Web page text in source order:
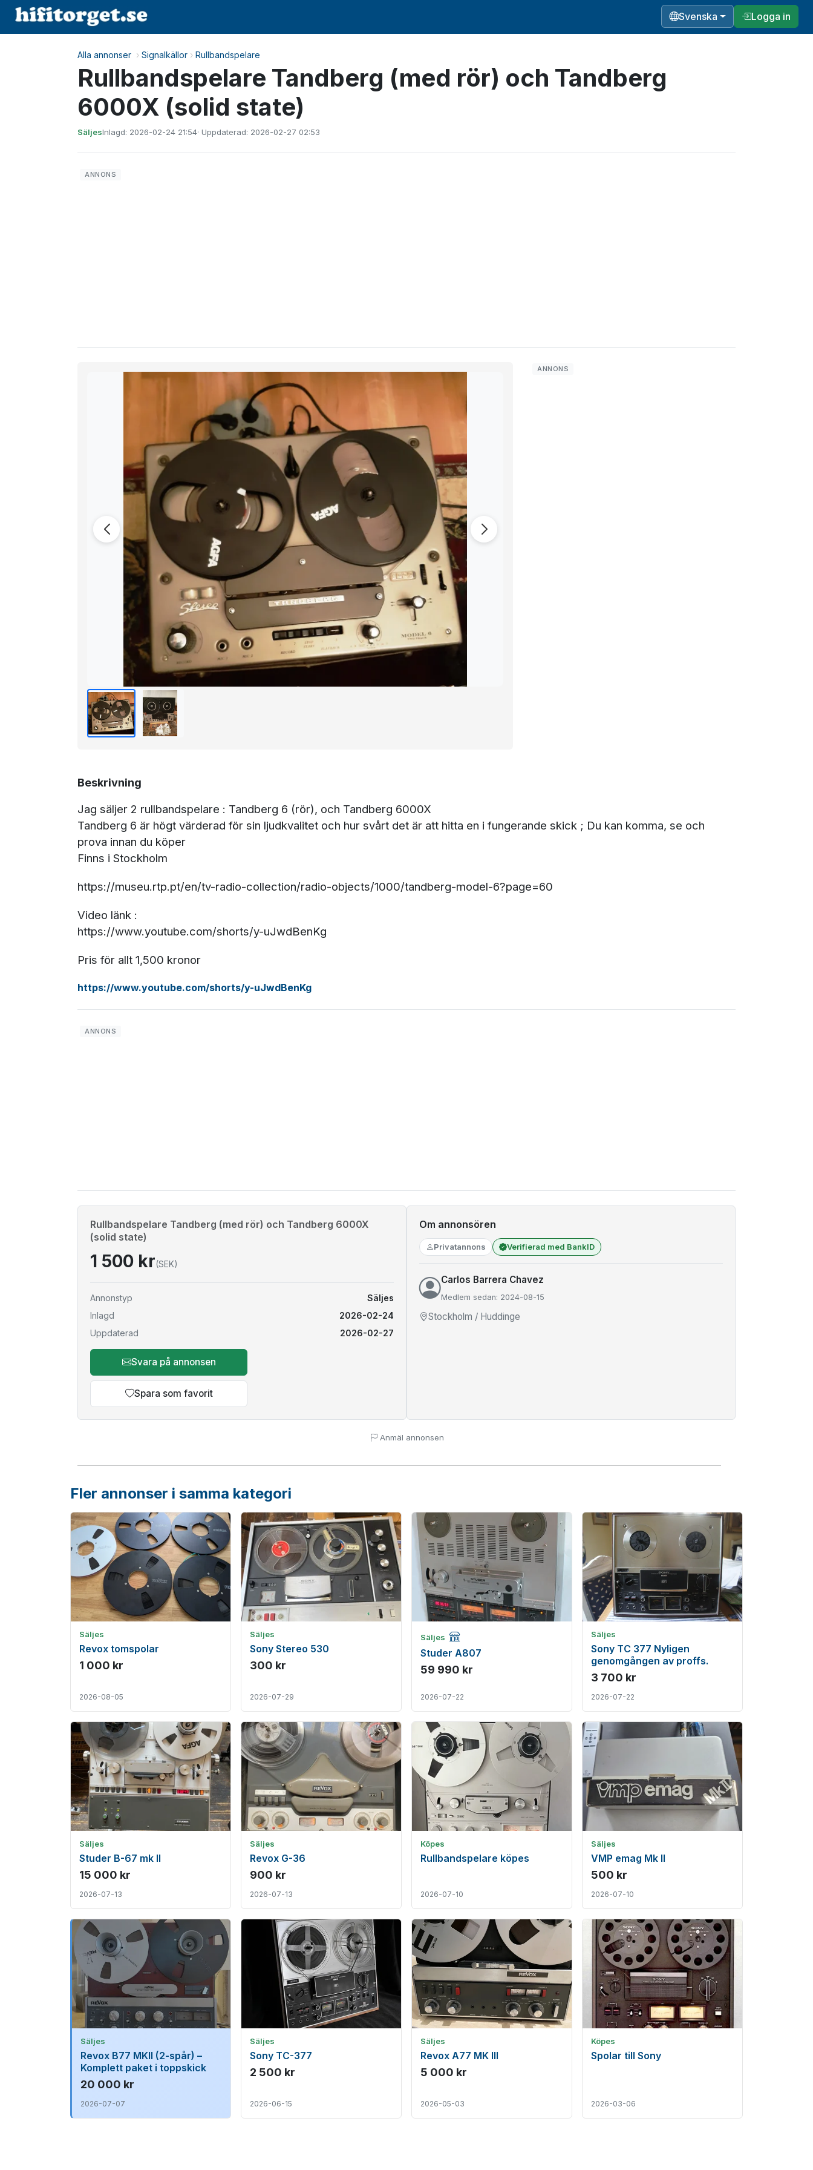
Svenska Logga in
Alla annonser › Signalkällor › Rullbandspelare
Rullbandspelare Tandberg (med rör) och Tandberg
6000X (solid state)
SäljesInlagd: 2026-02-24 21:54· Uppdaterad: 2026-02-27 02:53
Beskrivning
Jag säljer 2 rullbandspelare : Tandberg 6 (rör), och Tandberg 6000X
Tandberg 6 är högt värderad för sin ljudkvalitet och hur svårt det är att hitta en i fungerande skick ; Du kan komma, se och
prova innan du köper
Finns i Stockholm
https://museu.rtp.pt/en/tv-radio-collection/radio-objects/1000/tandberg-model-6?page=60
Video länk :
https://www.youtube.com/shorts/y-uJwdBenKg
Pris för allt 1,500 kronor
https://www.youtube.com/shorts/y-uJwdBenKg
Rullbandspelare Tandberg (med rör) och Tandberg 6000X
(solid state)
1 500 kr(SEK)
Annonstyp
Säljes
Inlagd
2026-02-24
Uppdaterad
2026-02-27
Svara på annonsen
Spara som favorit
Om annonsören
Privatannons Verifierad med BankID
Carlos Barrera Chavez
Medlem sedan: 2024-08-15
Stockholm / Huddinge
Anmäl annonsen
Fler annonser i samma kategori
Säljes
Revox tomspolar
1 000 kr
2026-08-05
Säljes
Sony Stereo 530
300 kr
2026-07-29
Säljes Företagsannons
Studer A807
59 990 kr
2026-07-22
Säljes
Sony TC 377 Nyligen
genomgången av proffs.
3 700 kr
2026-07-22
Säljes
Studer B-67 mk ll
15 000 kr
2026-07-13
Säljes
Revox G-36
900 kr
2026-07-13
Köpes
Rullbandspelare köpes
2026-07-10
Säljes
VMP emag Mk II
500 kr
2026-07-10
Säljes
Revox B77 MKII (2-spår) –
Komplett paket i toppskick
20 000 kr
2026-07-07
Säljes
Sony TC-377
2 500 kr
2026-06-15
Säljes
Revox A77 MK III
5 000 kr
2026-05-03
Köpes
Spolar till Sony
2026-03-06